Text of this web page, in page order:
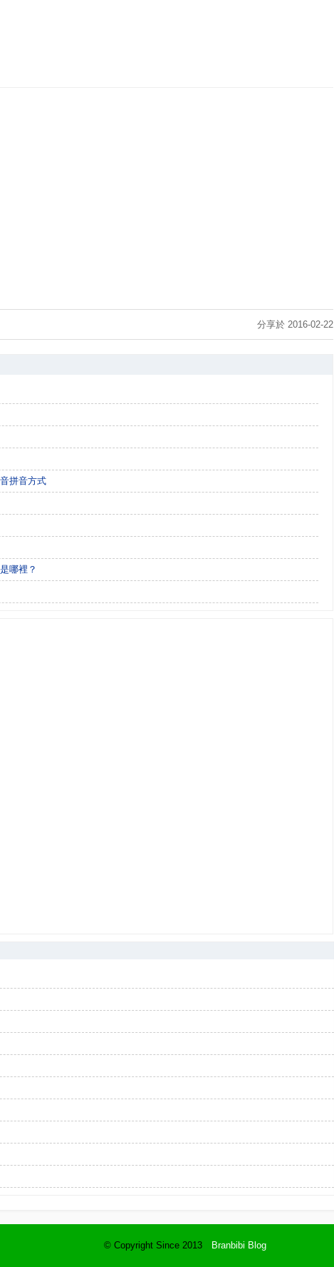
分享於 2016-02-22
拼音方式
哪裡？
© Copyright Since 2013 Branbibi Blog